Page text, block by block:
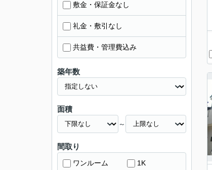
敷金・保証金なし
礼金・敷引なし
共益費・管理費込み
築年数
面積
～
間取り
ワンルーム 1K